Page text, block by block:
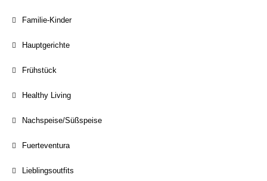
Familie-Kinder
Hauptgerichte
Frühstück
Healthy Living
Nachspeise/Süßspeise
Fuerteventura
Lieblingsoutfits